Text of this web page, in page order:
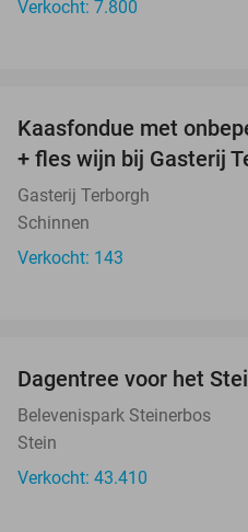
Verkocht: 7.800
Kaasfondue met
+ fles wijn bij Gasterij
Gasterij Terborgh
Schinnen
Verkocht: 143
Dagentree voor het
Belevenispark Steinerbos
Stein
Verkocht: 43.410